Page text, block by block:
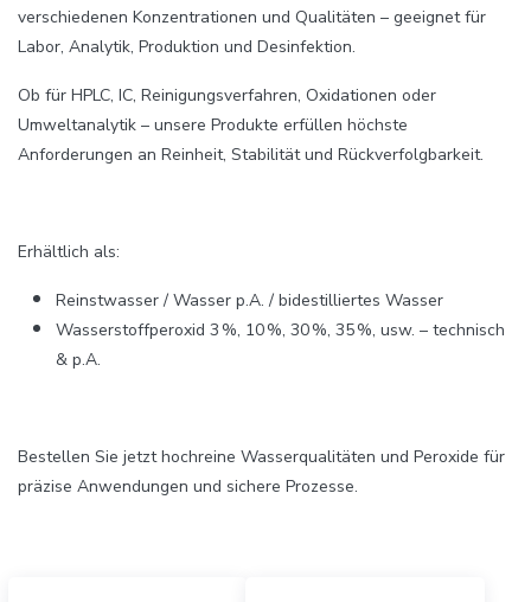
verschiedenen Konzentrationen und Qualitäten – geeignet für
Labor, Analytik, Produktion und Desinfektion.
Ob für HPLC, IC, Reinigungsverfahren, Oxidationen oder
Umweltanalytik – unsere Produkte erfüllen höchste
Anforderungen an Reinheit, Stabilität und Rückverfolgbarkeit.
Erhältlich als:
Reinstwasser / Wasser p.A. / bidestilliertes Wasser
Wasserstoffperoxid 3 %, 10 %, 30 %, 35 %, usw. – technisch
& p.A.
Bestellen Sie jetzt hochreine Wasserqualitäten und Peroxide für
präzise Anwendungen und sichere Prozesse.